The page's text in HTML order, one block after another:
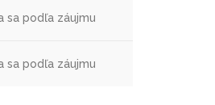
sa podľa záujmu
sa podľa záujmu